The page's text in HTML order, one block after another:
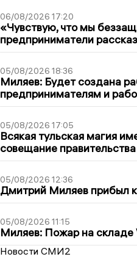
06/08/2026 17:20
«Чувствую, что мы
предприниматели
05/08/2026 18:36
Миляев: Будет создана
предпринимателям и
05/08/2026 17:05
Всякая тульская магия
совещание
05/08/2026 12:36
Дмитрий Миляев прибыл
05/08/2026 11:15
Миляев: Пожар на складе
Новости СМИ2